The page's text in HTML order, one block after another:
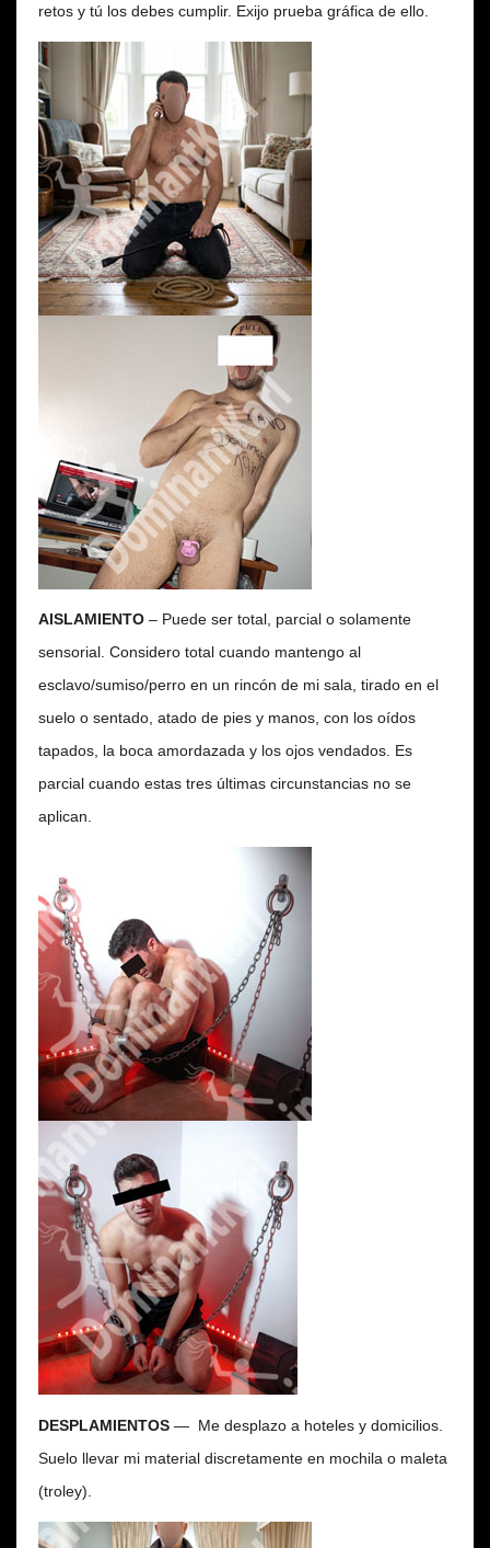
retos y tú los debes cumplir. Exijo prueba gráfica de ello.
AISLAMIENTO – Puede ser total, parcial o solamente
sensorial. Considero total cuando mantengo al
esclavo/sumiso/perro en un rincón de mi sala, tirado en el
suelo o sentado, atado de pies y manos, con los oídos
tapados, la boca amordazada y los ojos vendados. Es
parcial cuando estas tres últimas circunstancias no se
aplican.
DESPLAMIENTOS — Me desplazo a hoteles y domicilios.
Suelo llevar mi material discretamente en mochila o maleta
(troley).